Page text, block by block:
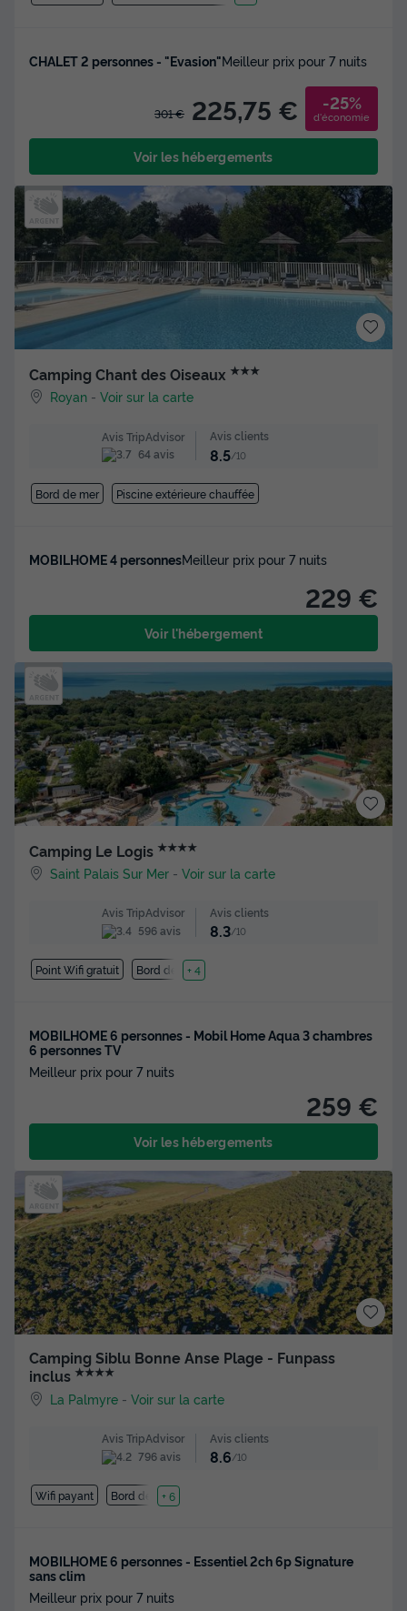
CHALET 2 personnes - "Evasion"Meilleur prix pour 7 nuits
301 € 225,75 € -25%
d'économie
Voir les hébergements
Camping Chant des Oiseaux ★★★
Royan -Voir sur la carte
Avis TripAdvisor
64 avis
Avis clients
8.5/10
Bord de mer Piscine extérieure chauffée
MOBILHOME 4 personnesMeilleur prix pour 7 nuits
229 €
Voir l'hébergement
Camping Le Logis ★★★★
Saint Palais Sur Mer -Voir sur la carte
Avis TripAdvisor
596 avis
Avis clients
8.3/10
Point Wifi gratuit Bord de mer
+ 4
MOBILHOME 6 personnes - Mobil Home Aqua 3 chambres
6 personnes TV
Meilleur prix pour 7 nuits
259 €
Voir les hébergements
Camping Siblu Bonne Anse Plage - Funpass
inclus ★★★★
La Palmyre -Voir sur la carte
Avis TripAdvisor
796 avis
Avis clients
8.6/10
Wifi payant Bord de mer
+ 6
MOBILHOME 6 personnes - Essentiel 2ch 6p Signature
sans clim
Meilleur prix pour 7 nuits